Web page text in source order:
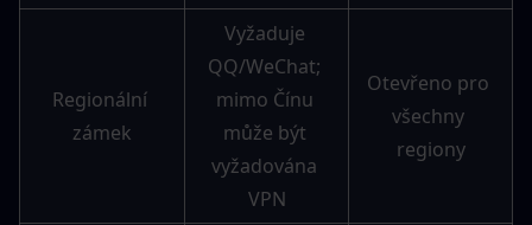
Regionální
zámek
Vyžaduje
QQ/WeChat;
mimo Čínu
může být
vyžadována
VPN
Otevřeno pro
všechny
regiony